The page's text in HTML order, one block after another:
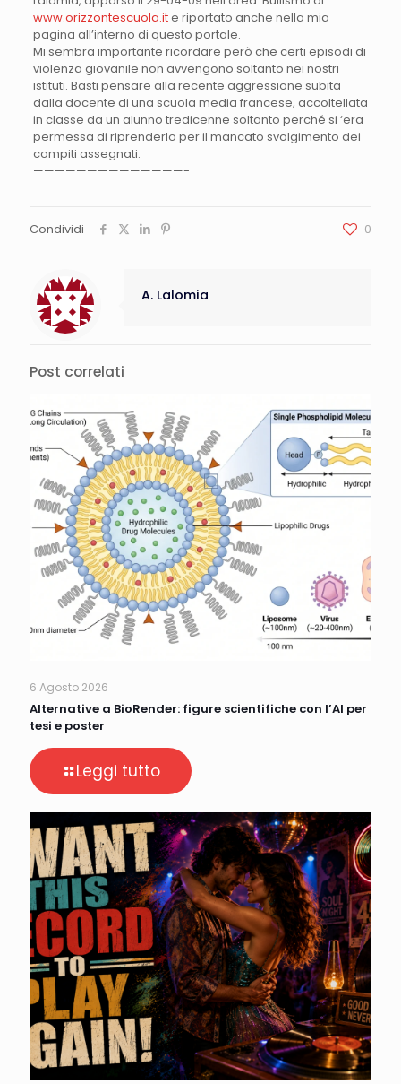
www.orizzontescuola.ite riportato anche nella mia
pagina all’interno di questo portale.
Mi sembra importante ricordare però che certi episodi di
violenza giovanile non avvengono soltanto nei nostri
istituti. Basti pensare alla recente aggressione subita
dalla docente di una scuola media francese, accoltellata
in classe da un alunno tredicenne soltanto perché si ‘era
permessa di riprenderlo per il mancato svolgimento dei
compiti assegnati.
——————————————-
Condividi 0
A. Lalomia
Post correlati
6 Agosto 2026
Alternative a BioRender: figure scientifiche con l’AI per
tesi e poster
Leggi tutto